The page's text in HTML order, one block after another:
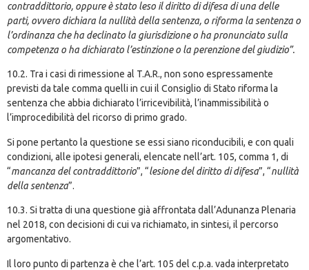
contraddittorio, oppure è stato leso il diritto di difesa di una delle
parti, ovvero dichiara la nullità della sentenza, o riforma la sentenza o
l’ordinanza che ha declinato la giurisdizione o ha pronunciato sulla
competenza o ha dichiarato l’estinzione o la perenzione del giudizio”.
10.2. Tra i casi di rimessione al T.A.R., non sono espressamente
previsti da tale comma quelli in cui il Consiglio di Stato riforma la
sentenza che abbia dichiarato l’irricevibilità, l’inammissibilità o
l’improcedibilità del ricorso di primo grado.
Si pone pertanto la questione se essi siano riconducibili, e con quali
condizioni, alle ipotesi generali, elencate nell’art. 105, comma 1, di
“mancanza del contraddittorio”, “lesione del diritto di difesa”, “nullità
della sentenza”.
10.3. Si tratta di una questione già affrontata dall’Adunanza Plenaria
nel 2018, con decisioni di cui va richiamato, in sintesi, il percorso
argomentativo.
Il loro punto di partenza è che l’art. 105 del c.p.a. vada interpretato